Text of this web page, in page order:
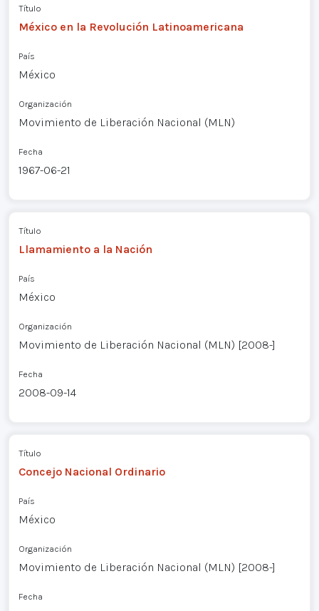
Título
México en la Revolución Latinoamericana
País
México
Organización
Movimiento de Liberación Nacional (MLN)
Fecha
1967-06-21
Título
Llamamiento a la Nación
País
México
Organización
Movimiento de Liberación Nacional (MLN) [2008-]
Fecha
2008-09-14
Título
Concejo Nacional Ordinario
País
México
Organización
Movimiento de Liberación Nacional (MLN) [2008-]
Fecha